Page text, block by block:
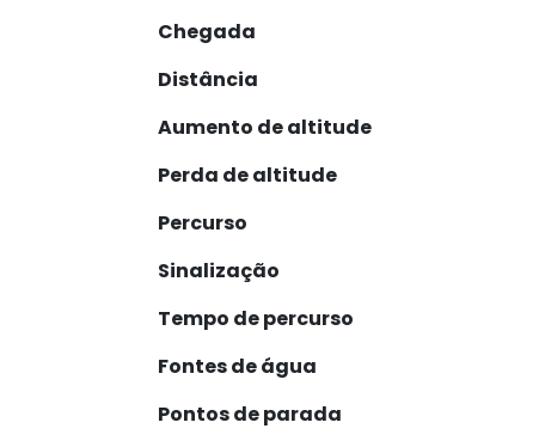
Chegada
Distância
Aumento de altitude
Perda de altitude
Percurso
Sinalização
Tempo de percurso
Fontes de água
Pontos de parada